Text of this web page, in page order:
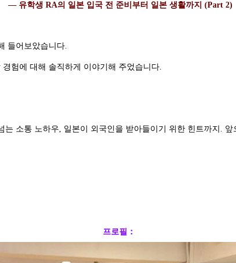
— 유학생 RA의 일본 입국 전 준비부터 일본 생활까지 (Part 2)
들어보았습니다.
험에 대해 솔직하게 이야기해 주었습니다.
소통 노하우, 일본이 외국인을 받아들이기 위한 힌트까지.
프로필：